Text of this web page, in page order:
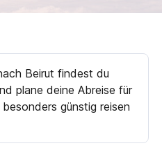
Beirut findest du
plane deine Abreise für
günstig reisen